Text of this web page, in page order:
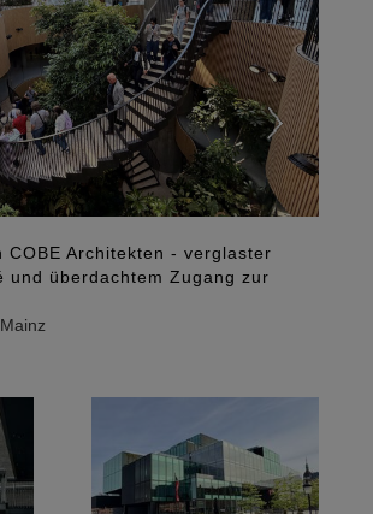
COBE Architekten - verglaster
und überdachtem Zugang zur